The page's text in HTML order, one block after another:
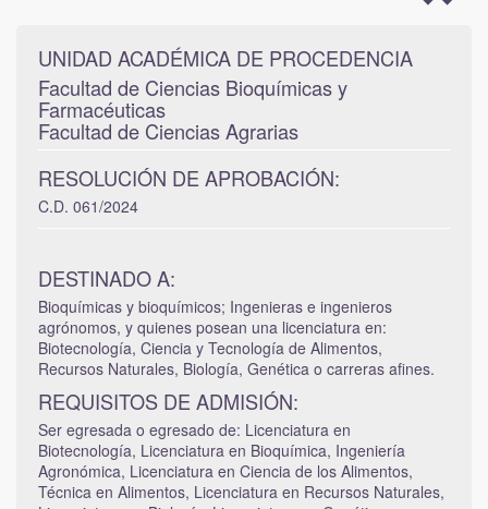
UNIDAD ACADÉMICA DE PROCEDENCIA
Facultad de Ciencias Bioquímicas y
Farmacéuticas
Facultad de Ciencias Agrarias
RESOLUCIÓN DE APROBACIÓN:
C.D. 061/2024
DESTINADO A:
Bioquímicas y bioquímicos; Ingenieras e ingenieros
agrónomos, y quienes posean una licenciatura en:
Biotecnología, Ciencia y Tecnología de Alimentos,
Recursos Naturales, Biología, Genética o carreras afines.
REQUISITOS DE ADMISIÓN:
Ser egresada o egresado de: Licenciatura en
Biotecnología, Licenciatura en Bioquímica, Ingeniería
Agronómica, Licenciatura en Ciencia de los Alimentos,
Técnica en Alimentos, Licenciatura en Recursos Naturales,